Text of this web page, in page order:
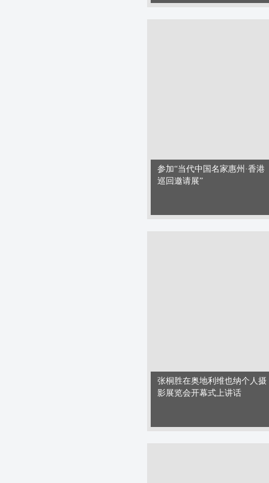
参加“当代中国名家惠州·香港
巡回邀请展”
张桐胜在奥地利维也纳个人摄
影展览会开幕式上讲话